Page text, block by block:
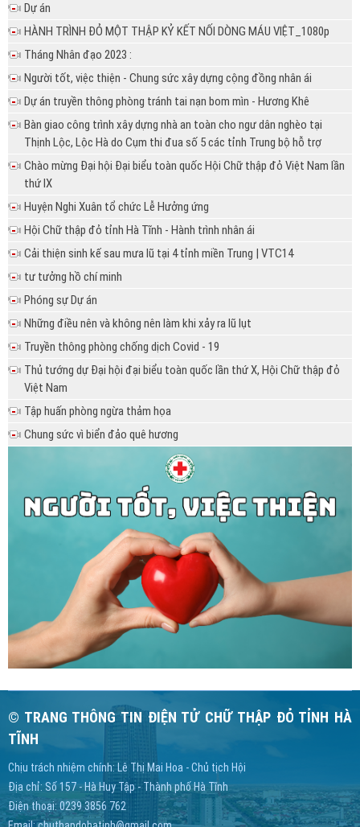
Dự án
HÀNH TRÌNH ĐỎ MỘT THẬP KỶ KẾT NỐI DÒNG MÁU VIỆT_1080p
Tháng Nhân đạo 2023 :
Người tốt, việc thiện - Chung sức xây dựng cộng đồng nhân ái
Dự án truyền thông phòng tránh tai nạn bom mìn - Hương Khê
Bàn giao công trình xây dựng nhà an toàn cho ngư dân nghèo tại
Thịnh Lộc, Lộc Hà do Cụm thi đua số 5 các tỉnh Trung bộ hỗ trợ
Chào mừng Đại hội Đại biểu toàn quốc Hội Chữ thập đỏ Việt Nam lần
thứ IX
Huyện Nghi Xuân tổ chức Lễ Hưởng ứng
Hội Chữ thập đỏ tỉnh Hà Tĩnh - Hành trình nhân ái
Cải thiện sinh kế sau mưa lũ tại 4 tỉnh miền Trung | VTC14
tư tưởng hồ chí minh
Phóng sự Dự án
Những điều nên và không nên làm khi xảy ra lũ lụt
Truyền thông phòng chống dịch Covid - 19
Thủ tướng dự Đại hội đại biểu toàn quốc lần thứ X, Hội Chữ thập đỏ
Việt Nam
Tập huấn phòng ngừa thảm họa
Chung sức vì biển đảo quê hương
© TRANG THÔNG TIN ĐIỆN TỬ CHỮ THẬP ĐỎ TỈNH HÀ
TĨNH
Chịu trách nhiệm chính: Lê Thị Mai Hoa - Chủ tịch Hội
Địa chỉ: Số 157 - Hà Huy Tập - Thành phố Hà Tĩnh
Điện thoại: 0239 3856 762